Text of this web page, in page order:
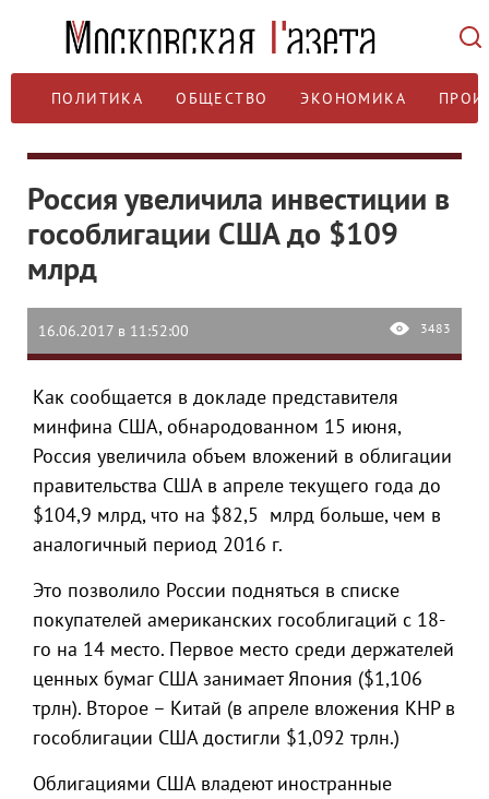
ПОЛИТИКА ОБЩЕСТВО ЭКОНОМИКА
Россия увеличила инвестиции в
гособлигации США до $109
млрд
16.06.2017 в 11:52:00 3483
Как сообщается в докладе представителя
минфина США, обнародованном 15 июня,
Россия увеличила объем вложений в облигации
правительства США в апреле текущего года до
$104,9 млрд, что на $82,5 млрд больше, чем в
аналогичный период 2016 г.
Это позволило России подняться в списке
покупателей американских гособлигаций с 18-
го на 14 место. Первое место среди держателей
ценных бумаг США занимает Япония ($1,106
трлн). Второе – Китай (в апреле вложения КНР в
гособлигации США достигли $1,092 трлн.)
Облигациями США владеют иностранные